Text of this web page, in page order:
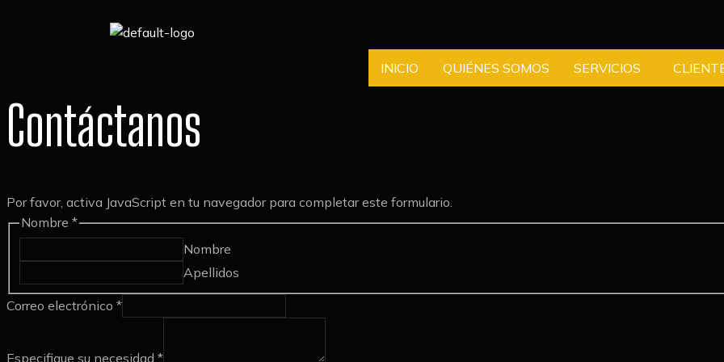
INICIO QUIÉNES SOMOS SERVICIOS
Contáctanos
Por favor, activa JavaScript en tu navegador para completar este formulario.
Nombre *
Nombre
Apellidos
s
Correo electrónico *
Especifique su necesidad *